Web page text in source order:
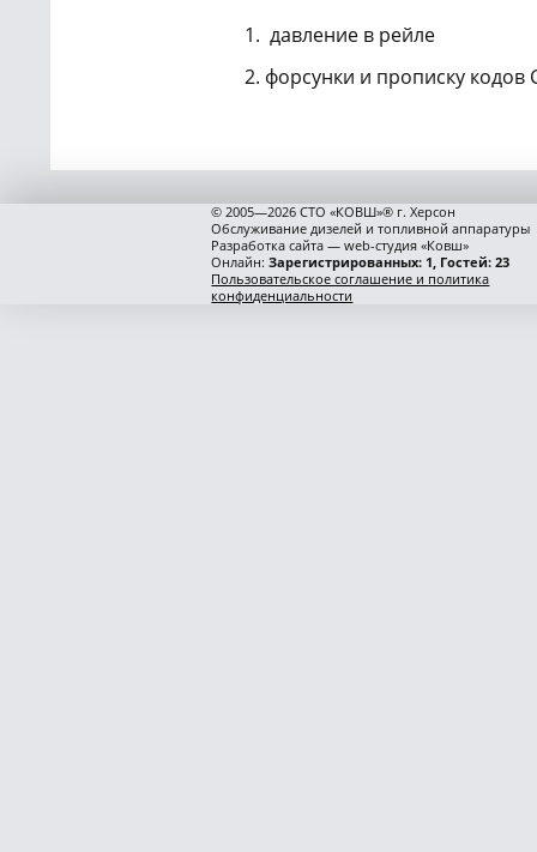
давление в рейле
форсунки и прописку кодов
© 2005—2026 СТО «КОВШ»® г. Херсон
Обслуживание дизелей и топливной аппаратуры
Разработка сайта — web-студия «Ковш»
Онлайн:Зарегистрированных: 1, Гостей: 23
Пользовательское соглашение и политика
конфиденциальности